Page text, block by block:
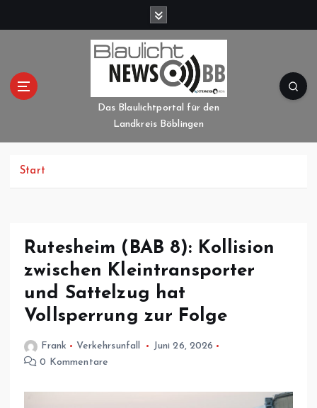
Das Blaulichtportal für den
Landkreis Böblingen
Start
Rutesheim (BAB 8): Kollision
zwischen Kleintransporter
und Sattelzug hat
Vollsperrung zur Folge
Frank Verkehrsunfall
Juni 26, 2026
0 Kommentare